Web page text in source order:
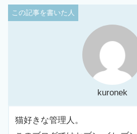
kuronek
猫好きな管理人。